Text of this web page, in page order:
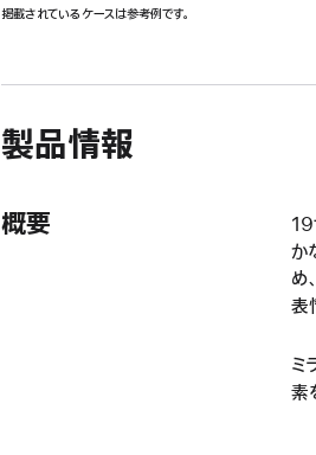
ウ
ド
で
開
掲載されているケースは参考例です。
製品情報
概要
19
か
め
表
ミ
素